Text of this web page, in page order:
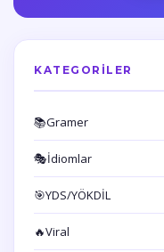
KATEGORILER
📚Gramer
🎭İdiomlar
🎯YDS/YÖKDİL
🔥Viral